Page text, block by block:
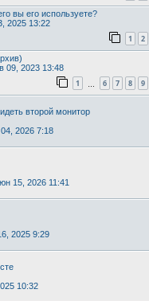
вы его используете?
2025 13:22
1 2
09, 2023 13:48
1 6 7 8 9
второй монитор
04, 2026 7:18
15, 2026 11:41
2025 9:29
10:32